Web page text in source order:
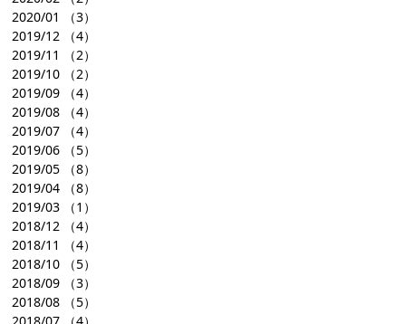
2020/01
（3）
2019/12 （4）
2019/11
（2）
2019/10 （2）
2019/09 （4）
2019/08 （4）
2019/07 （4）
2019/06 （5）
2019/05 （8）
2019/04 （8）
2019/03 （1）
2018/12 （4）
2018/11
（4）
2018/10 （5）
2018/09 （3）
2018/08 （5）
2018/07 （4）